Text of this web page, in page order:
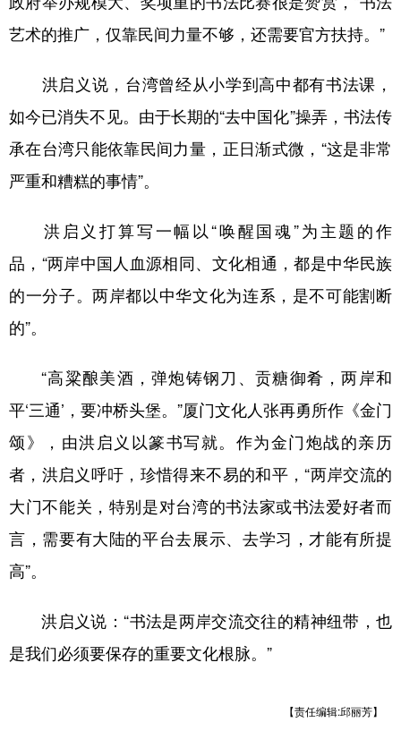
艺术的推广，仅靠民间力量不够，还需要官方扶持。”
洪启义说，台湾曾经从小学到高中都有书法课，
如今已消失不见。由于长期的“去中国化”操弄，书法传
承在台湾只能依靠民间力量，正日渐式微，“这是非常
严重和糟糕的事情”。
洪启义打算写一幅以“唤醒国魂”为主题的作
品，“两岸中国人血源相同、文化相通，都是中华民族
的一分子。两岸都以中华文化为连系，是不可能割断
的”。
“高粱酿美酒，弹炮铸钢刀、贡糖御肴，两岸和
平‘三通’，要冲桥头堡。”厦门文化人张再勇所作《金门
颂》，由洪启义以篆书写就。作为金门炮战的亲历
者，洪启义呼吁，珍惜得来不易的和平，“两岸交流的
大门不能关，特别是对台湾的书法家或书法爱好者而
言，需要有大陆的平台去展示、去学习，才能有所提
高”。
洪启义说：“书法是两岸交流交往的精神纽带，也
是我们必须要保存的重要文化根脉。”
【责任编辑:邱丽芳】